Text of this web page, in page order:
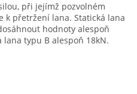
při jejímž pozvolném
k přetržení lana. Statická lana
hodnoty alespoň
lana typu B alespoň 18kN.